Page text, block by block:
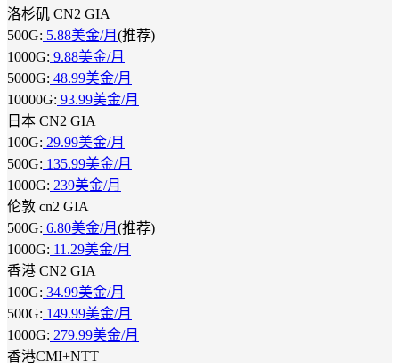
洛杉矶 CN2 GIA
500G: 5.88美金/月 (推荐)
1000G: 9.88美金/月
5000G: 48.99美金/月
10000G: 93.99美金/月
日本 CN2 GIA
100G: 29.99美金/月
500G: 135.99美金/月
1000G: 239美金/月
伦敦 cn2 GIA
500G: 6.80美金/月 (推荐)
1000G: 11.29美金/月
香港 CN2 GIA
100G: 34.99美金/月
500G: 149.99美金/月
1000G: 279.99美金/月
香港CMI+NTT